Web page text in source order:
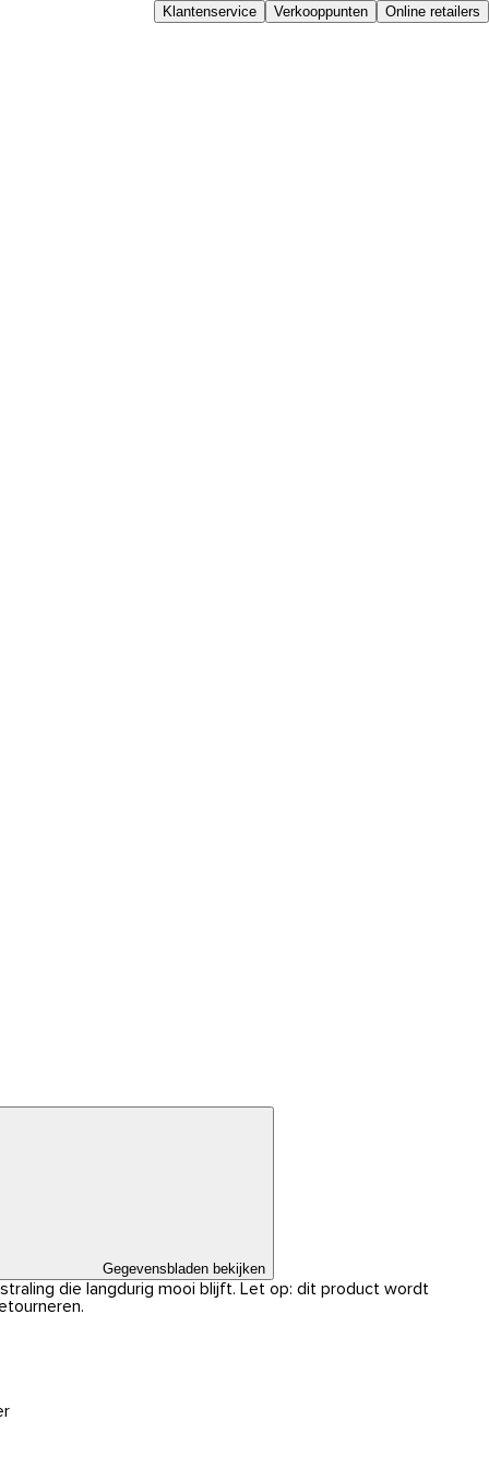
Klantenservice Verkooppunten Online retailers
Gegevensbladen bekijken
die langdurig mooi blijft. Let op: dit product wordt